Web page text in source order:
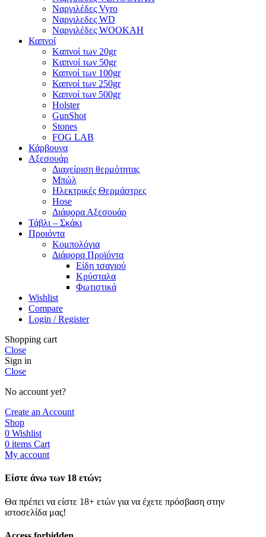
Ναργιλέδες Vyro
Ναργιλεδες WD
Ναργιλέδες WOOKAH
Καπνοί
Kαπνοί των 20gr
Kαπνοί των 50gr
Καπνοί των 100gr
Καπνοί των 250gr
Καπνοί των 500gr
Holster
GunShot
Stones
FOG LAB
Κάρβουνα
Αξεσουάρ
Διαχείριση θερμότητας
Μπώλ
Ηλεκτρικές Θερμάστρες
Hose
Διάφορα Αξεσουάρ
Τάβλι – Σκάκι
Προιόντα
Κομπολόγια
Διάφορα Προϊόντα
Είδη τσαγιού
Κρύσταλα
Φωτιστικά
Wishlist
Compare
Login / Register
Shopping cart
Close
Sign in
Close
No account yet?
Create an Account
Shop
0 Wishlist
0 items Cart
My account
Είστε άνω των 18 ετών;
Θα πρέπει να είστε 18+ ετών για να έχετε πρόσβαση στην
ιστοσελίδα μας!